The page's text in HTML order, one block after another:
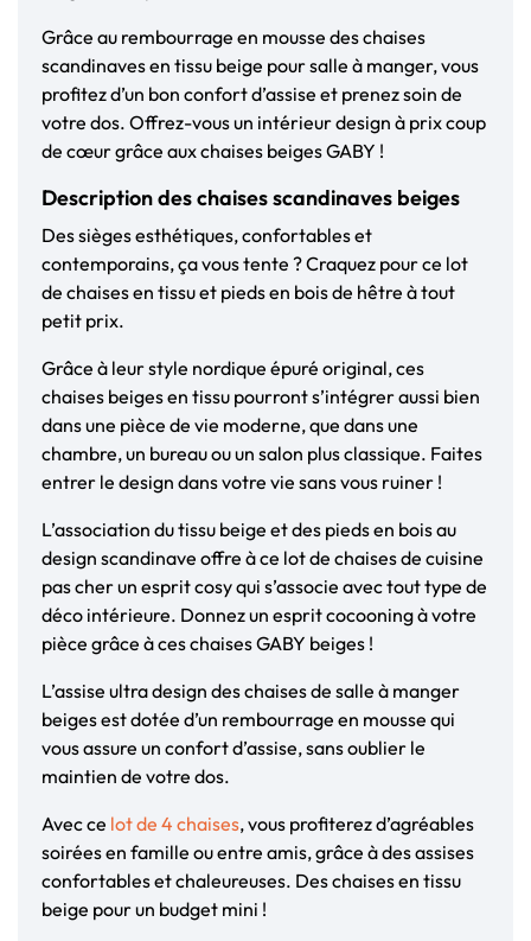
Grâce au rembourrage en mousse des chaises
scandinaves en tissu beige pour salle à manger, vous
profitez d’un bon confort d’assise et prenez soin de
votre dos. Offrez-vous un intérieur design à prix coup
de cœur grâce aux chaises beiges GABY !
Description des chaises scandinaves beiges
Des sièges esthétiques, confortables et
contemporains, ça vous tente ? Craquez pour ce lot
de chaises en tissu et pieds en bois de hêtre à tout
petit prix.
Grâce à leur style nordique épuré original, ces
chaises beiges en tissu pourront s’intégrer aussi bien
dans une pièce de vie moderne, que dans une
chambre, un bureau ou un salon plus classique. Faites
entrer le design dans votre vie sans vous ruiner !
L’association du tissu beige et des pieds en bois au
design scandinave offre à ce lot de chaises de cuisine
pas cher un esprit cosy qui s’associe avec tout type de
déco intérieure. Donnez un esprit cocooning à votre
pièce grâce à ces chaises GABY beiges !
L’assise ultra design des chaises de salle à manger
beiges est dotée d’un rembourrage en mousse qui
vous assure un confort d’assise, sans oublier le
maintien de votre dos.
Avec ce lot de 4 chaises, vous profiterez d’agréables
soirées en famille ou entre amis, grâce à des assises
confortables et chaleureuses. Des chaises en tissu
beige pour un budget mini !